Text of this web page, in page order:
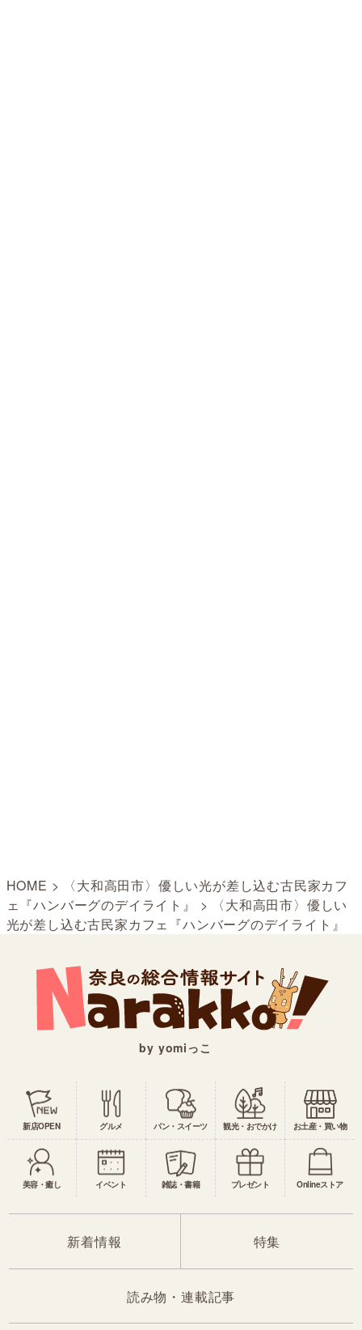
HOME >
〈大和高田市〉優しい光が差し込む古民家カフ
ェ『ハンバーグのデイライト』
>
〈大和高田市〉優しい
光が差し込む古民家カフェ『ハンバーグのデイライト』
by yomiっこ
新店OPEN グルメ パン・スイーツ 観光・おでかけ お土産・買い物
美容・癒し イベント 雑誌・書籍 プレゼント Onlineストア
新着情報 特集
読み物・連載記事